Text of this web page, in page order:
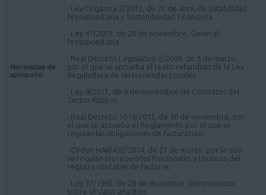
Normativa de
aplicación
· Ley Orgánica 2/2012, de 27 de abril, de Estabilidad
Presupuestaria y Sostenibilidad Financiera.
· Ley 47/2003, de 26 de noviembre, General
Presupuestaria.
· Real Decreto Legislativo 2/2004, de 5 de marzo,
por el que se aprueba el texto refundido de la Ley
Reguladora de las Haciendas Locales.
· Ley 9/2017, de 8 de noviembre de Contratos del
Sector Público.
· Real Decreto 1619/2012, de 30 de noviembre, por
el que se aprueba el Reglamento por el que se
regulan las obligaciones de facturación.
· Orden HAP/492/2014, de 27 de marzo, por la que
se regulan los requisitos funcionales y técnicos del
registro contable de facturas.
· Ley 37/1992, de 28 de diciembre, del Impuesto
sobre el Valor añadido.